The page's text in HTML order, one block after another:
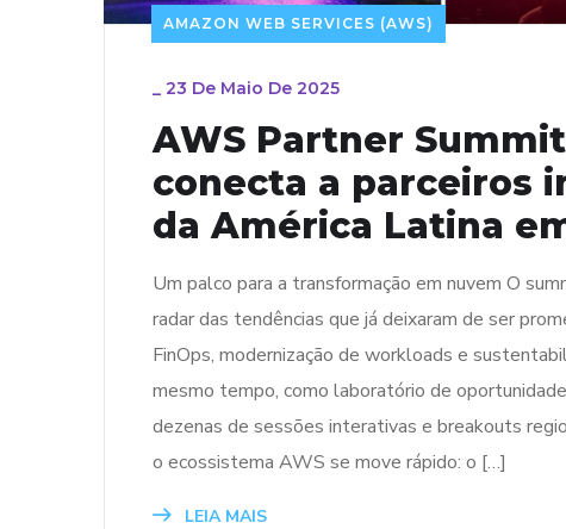
AMAZON WEB SERVICES (AWS)
_ 23 De Maio De 2025
AWS Partner
conecta a parceiros
da América Latina
Um palco para a transformação em nuvem O
radar das tendências que já deixaram de ser
FinOps, modernização de workloads e
mesmo tempo, como laboratório de
dezenas de sessões interativas e breakouts
o ecossistema AWS se move rápido: o […]
LEIA MAIS